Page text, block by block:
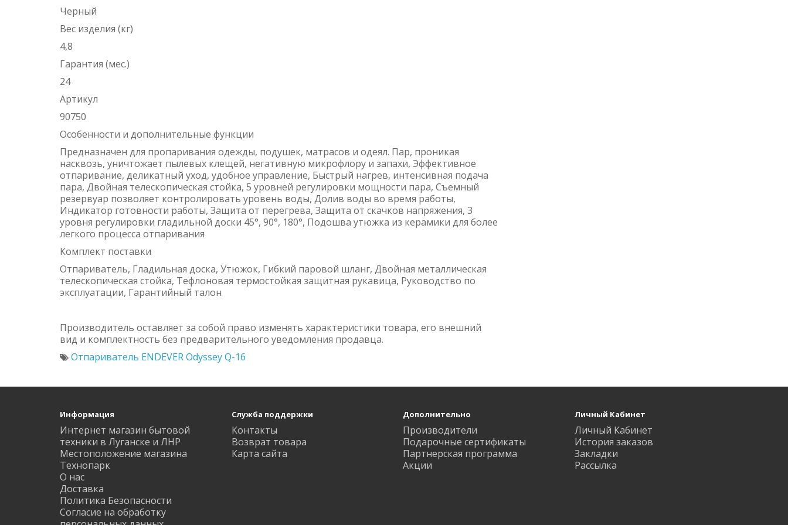
Черный
Вес изделия (кг)
4,8
Гарантия (мес.)
24
Артикул
90750
Особенности и дополнительные функции
Предназначен для пропаривания одежды, подушек, матрасов и одеял. Пар, проникая
насквозь, уничтожает пылевых клещей, негативную микрофлору и запахи, Эффективное
отпаривание, деликатный уход, удобное управление, Быстрый нагрев, интенсивная подача
пара, Двойная телескопическая стойка, 5 уровней регулировки мощности пара, Съемный
резервуар позволяет контролировать уровень воды, Долив воды во время работы,
Индикатор готовности работы, Защита от перегрева, Защита от скачков напряжения, 3
уровня регулировки гладильной доски 45°, 90°, 180°, Подошва утюжка из керамики для более
легкого процесса отпаривания
Комплект поставки
Отпариватель, Гладильная доска, Утюжок, Гибкий паровой шланг, Двойная металлическая
телескопическая стойка, Тефлоновая термостойкая защитная рукавица, Руководство по
эксплуатации, Гарантийный талон
Производитель оставляет за собой право изменять характеристики товара, его внешний
вид и комплектность без предварительного уведомления продавца.
Отпариватель ENDEVER Odyssey Q-16
Информация
Интернет магазин бытовой
техники в Луганске и ЛНР
Местоположение магазина
Технопарк
О нас
Доставка
Политика Безопасности
Согласие на обработку
Служба поддержки
Контакты
Возврат товара
Карта сайта
Дополнительно
Производители
Подарочные сертификаты
Партнерская программа
Акции
Личный Кабинет
Личный Кабинет
История заказов
Закладки
Рассылка